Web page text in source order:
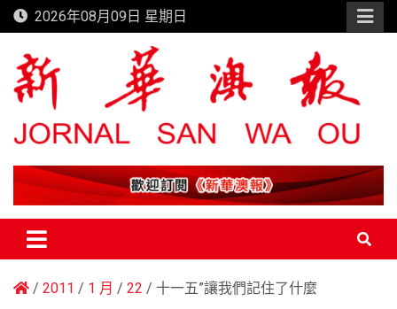
Skip
to
content
2026年08月09日 星期日
新華澳報
2011 1 月 22 十一五”讓我們記住了什麼